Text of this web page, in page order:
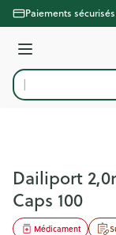
Aller au contenu
Paiements sécurisés
Menu
Rechercher
Dailiport
Caps 100
Médicament